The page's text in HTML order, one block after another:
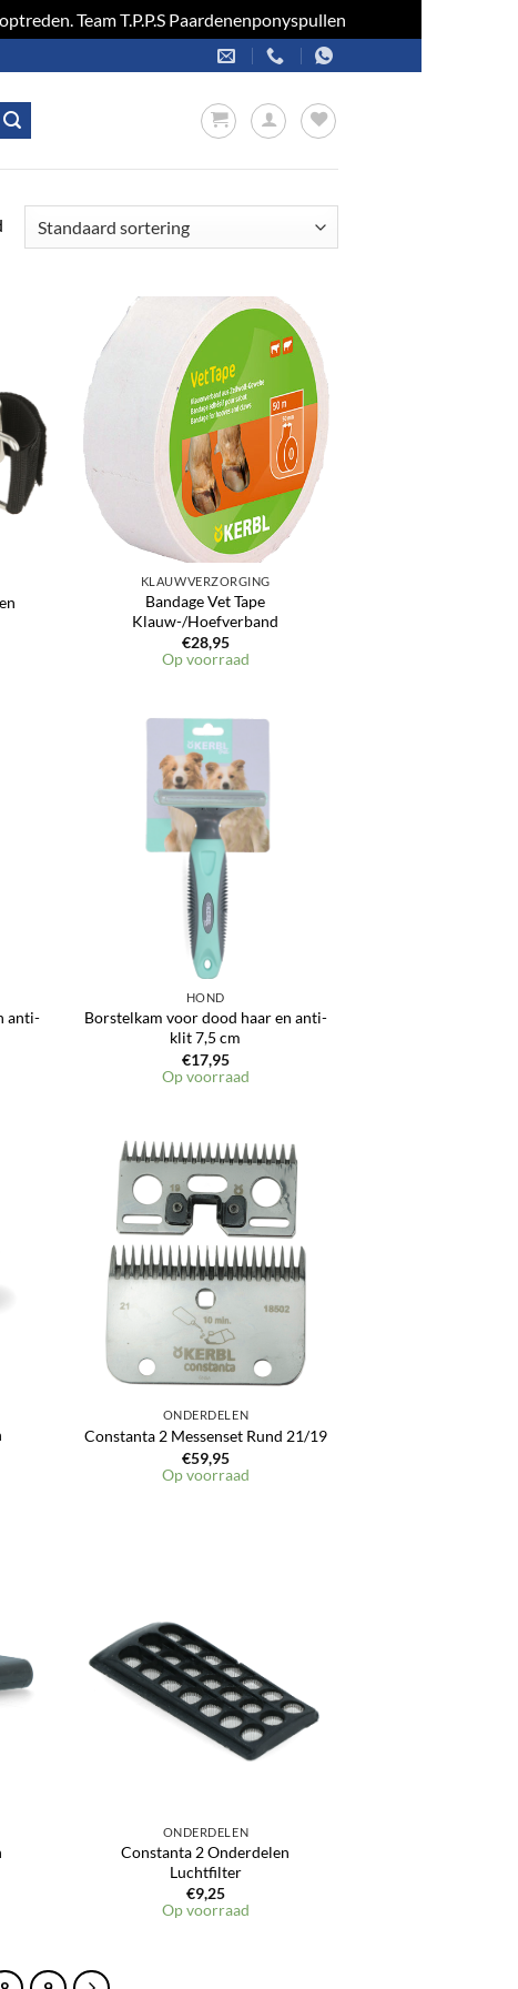
Team T.P.P.S Paardenenponyspullen
Toevoegen
verlanglijst
KLAUWVERZORGING
Bandage Vet Tape
Klauw-/Hoefverband
€28,95
Op voorraad
anti-
verlanglijst
HOND
Borstelkam voor dood haar en anti-
klit 7,5 cm
€17,95
Op voorraad
Toevoegen
aan
verlanglijst
ONDERDELEN
Constanta 2 Messenset Rund 21/19
€59,95
Op voorraad
ONDERDELEN
Constanta 2 Onderdelen
Luchtfilter
€9,25
Op voorraad